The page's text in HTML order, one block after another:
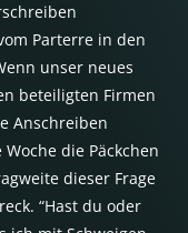
Parterre in den
unser neues
beteiligten Firmen
Anschreiben
die Päckchen
dieser Frage
“Hast du oder